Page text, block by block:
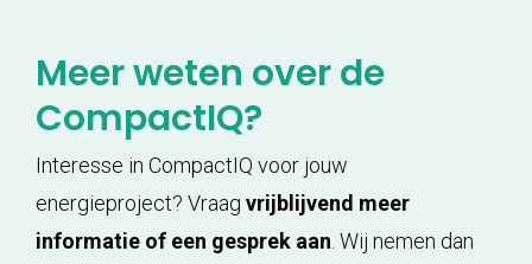
Meer weten over de
CompactIQ?
Interesse in CompactIQ voor jouw
energieproject? Vraag vrijblijvend meer
informatie of een gesprek aan . Wij nemen dan